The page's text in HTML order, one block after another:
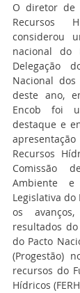
O diretor de
Recursos
considerou
nacional do
Delegação
Nacional dos
deste ano,
Encob foi
destaque e
Recursos
Comissão
Ambiente e
Legislativa
os
resultados
do Pacto
(Progestão)
recursos do
Hídricos